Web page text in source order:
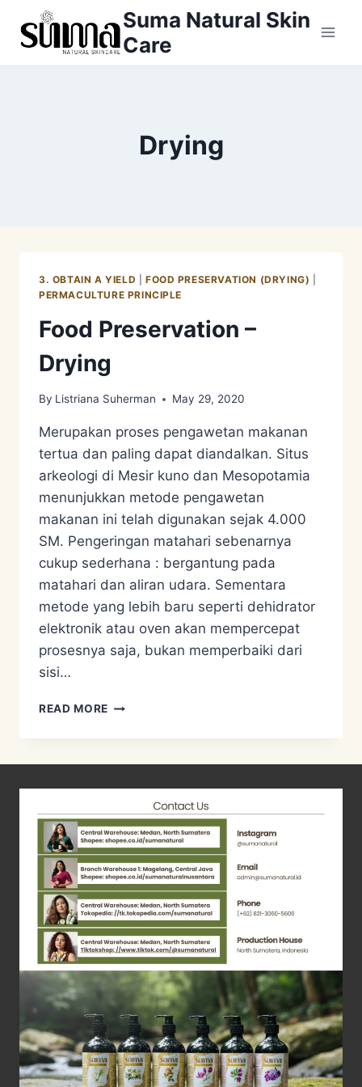
Suma Natural Skin
Care
Drying
3. OBTAIN A YIELD FOOD PRESERVATION (DRYING)
PERMACULTURE PRINCIPLE
Food Preservation –
Drying
By Listriana Suherman May 29, 2020
Merupakan proses pengawetan makanan
tertua dan paling dapat diandalkan. Situs
arkeologi di Mesir kuno dan Mesopotamia
menunjukkan metode pengawetan
makanan ini telah digunakan sejak 4.000
SM. Pengeringan matahari sebenarnya
cukup sederhana : bergantung pada
matahari dan aliran udara. Sementara
metode yang lebih baru seperti dehidrator
elektronik atau oven akan mempercepat
prosesnya saja, bukan memperbaiki dari
sisi…
READ MORE FOOD
–